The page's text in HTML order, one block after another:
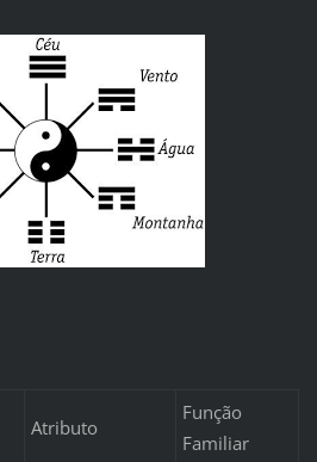
Atributo
Função
Familiar